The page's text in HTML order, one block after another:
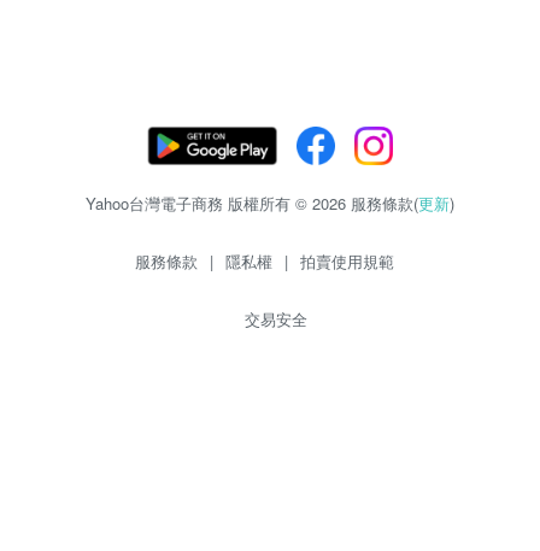
Yahoo台灣電子商務 版權所有 © 2026 服務條款(更新)
服務條款 | 隱私權 | 拍賣使用規範
交易安全